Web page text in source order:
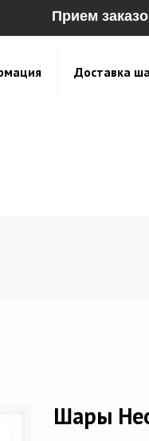
Прием
Доставка
Шары